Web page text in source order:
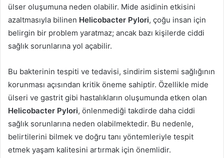
ülser oluşumuna neden olabilir. Mide asidinin etkisini
azaltmasıyla bilinen Helicobacter Pylori, çoğu insan için
belirgin bir problem yaratmaz; ancak bazı kişilerde ciddi
sağlık sorunlarına yol açabilir.
Bu bakterinin tespiti ve tedavisi, sindirim sistemi sağlığının
korunması açısından kritik öneme sahiptir. Özellikle mide
ülseri ve gastrit gibi hastalıkların oluşumunda etken olan
Helicobacter Pylori, önlenmediği takdirde daha ciddi
sağlık sorunlarına neden olabilmektedir. Bu nedenle,
belirtilerini bilmek ve doğru tanı yöntemleriyle tespit
etmek yaşam kalitesini artırmak için önemlidir.